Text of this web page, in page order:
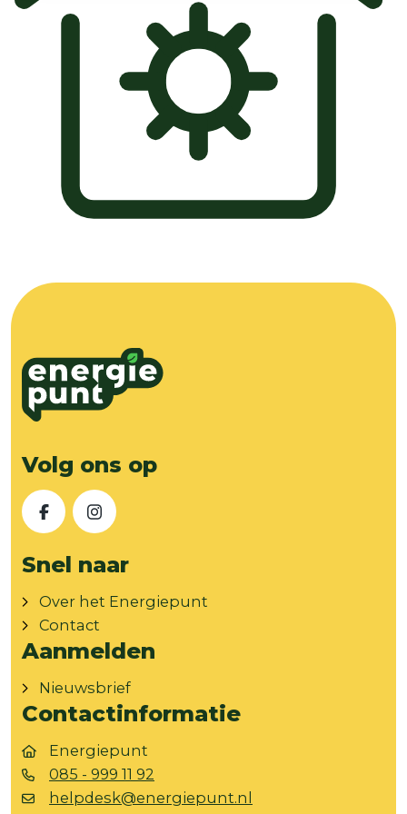
Volg ons op
FacebookInstagram
Snel naar
Over het Energiepunt
Contact
Aanmelden
Nieuwsbrief
Contactinformatie
Energiepunt
085 - 999 11 92
helpdesk@energiepunt.nl